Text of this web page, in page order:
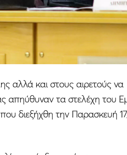
αλλά και στους αιρετούς να
απηύθυναν τα στελέχη του
διεξήχθη την Παρασκευή